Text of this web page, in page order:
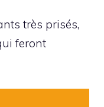
très prisés,
feront